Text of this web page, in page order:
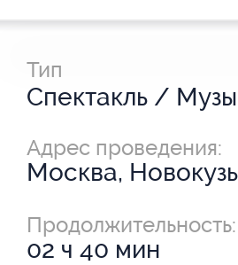
Тип
Адрес проведения:
Москва,
Продолжительность:
02 ч 40 мин